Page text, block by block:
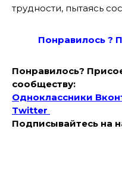
трудности, пытаясь
Понравилось ?
Понравилось?
сообществу:
Одноклассники
Twitter
Подписывайтесь на